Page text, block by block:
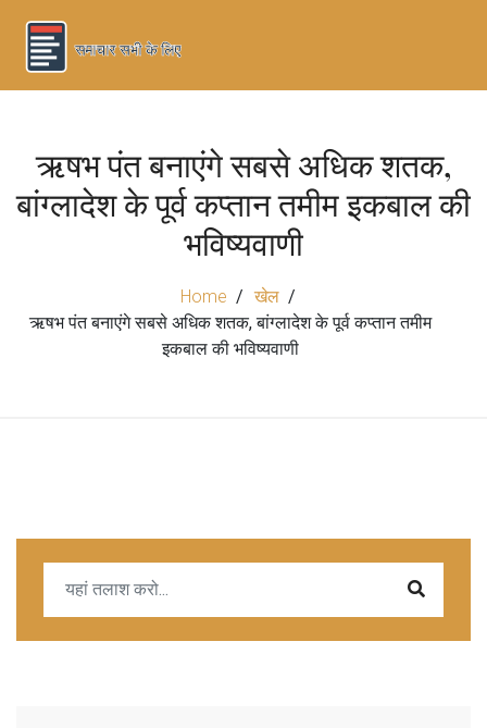
ऋषभ पंत बनाएंगे सबसे अधिक शतक,
बांग्लादेश के पूर्व कप्तान तमीम इकबाल की
भविष्यवाणी
Home
खेल
ऋषभ पंत बनाएंगे सबसे अधिक शतक, बांग्लादेश के पूर्व कप्तान तमीम
इकबाल की भविष्यवाणी